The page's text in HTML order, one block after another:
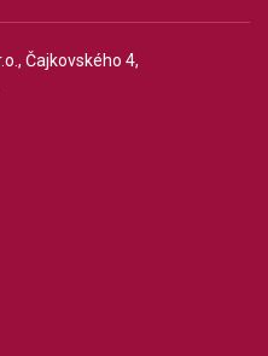
Čajkovského 4,